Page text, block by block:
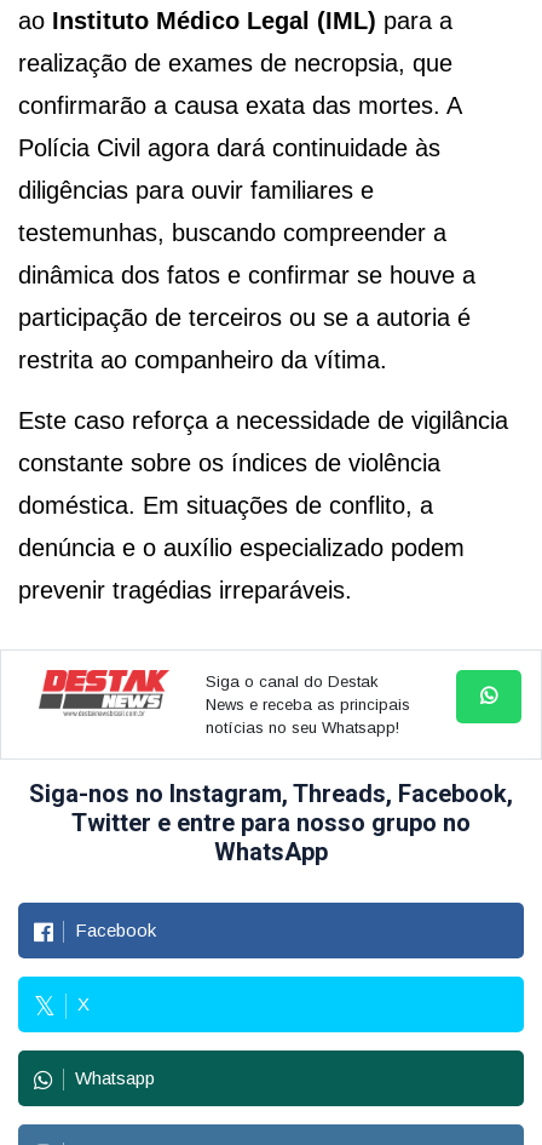
ao Instituto Médico Legal (IML) para a
realização de exames de necropsia, que
confirmarão a causa exata das mortes. A
Polícia Civil agora dará continuidade às
diligências para ouvir familiares e
testemunhas, buscando compreender a
dinâmica dos fatos e confirmar se houve a
participação de terceiros ou se a autoria é
restrita ao companheiro da vítima.
Este caso reforça a necessidade de vigilância
constante sobre os índices de violência
doméstica. Em situações de conflito, a
denúncia e o auxílio especializado podem
prevenir tragédias irreparáveis.
Siga o canal do Destak
News e receba as principais
notícias no seu Whatsapp!
Siga-nos no Instagram, Threads, Facebook,
Twitter e entre para nosso grupo no
WhatsApp
Facebook
X
Whatsapp